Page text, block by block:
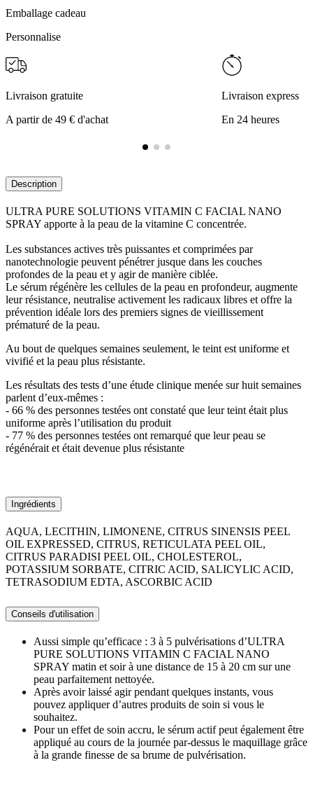
Emballage cadeau
Personnalise
Livraison gratuite
A partir de 49 € d'achat
Livraison express
En 24 heures
Description
ULTRA PURE SOLUTIONS VITAMIN C FACIAL NANO
SPRAY apporte à la peau de la vitamine C concentrée.
Les substances actives très puissantes et comprimées par
nanotechnologie peuvent pénétrer jusque dans les couches
profondes de la peau et y agir de manière ciblée.
Le sérum régénère les cellules de la peau en profondeur, augmente
leur résistance, neutralise activement les radicaux libres et offre la
prévention idéale lors des premiers signes de vieillissement
prématuré de la peau.
Au bout de quelques semaines seulement, le teint est uniforme et
vivifié et la peau plus résistante.
Les résultats des tests d’une étude clinique menée sur huit semaines
parlent d’eux-mêmes :
- 66 % des personnes testées ont constaté que leur teint était plus
uniforme après l’utilisation du produit
- 77 % des personnes testées ont remarqué que leur peau se
régénérait et était devenue plus résistante
Ingrédients
AQUA, LECITHIN, LIMONENE, CITRUS SINENSIS PEEL
OIL EXPRESSED, CITRUS, RETICULATA PEEL OIL,
CITRUS PARADISI PEEL OIL, CHOLESTEROL,
POTASSIUM SORBATE, CITRIC ACID, SALICYLIC ACID,
TETRASODIUM EDTA, ASCORBIC ACID
Conseils d'utilisation
Aussi simple qu’efficace : 3 à 5 pulvérisations d’ULTRA
PURE SOLUTIONS VITAMIN C FACIAL NANO
SPRAY matin et soir à une distance de 15 à 20 cm sur une
peau parfaitement nettoyée.
Après avoir laissé agir pendant quelques instants, vous
pouvez appliquer d’autres produits de soin si vous le
souhaitez.
Pour un effet de soin accru, le sérum actif peut également être
appliqué au cours de la journée par-dessus le maquillage grâce
à la grande finesse de sa brume de pulvérisation.